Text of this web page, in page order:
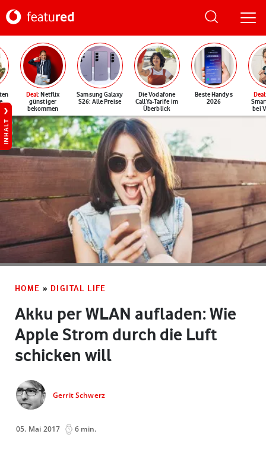
Deal: Netflix
günstiger
bekommen
Samsung Galaxy
S26: Alle Preise
Die Vodafone
CallYa-Tarife im
Überblick
Beste Handys
2026
Deal
bei
INHALT
HOME » DIGITAL LIFE
Akku per WLAN aufladen: Wie
Apple Strom durch die Luft
schicken will
Gerrit Schwerz
05. Mai 2017 6 min.